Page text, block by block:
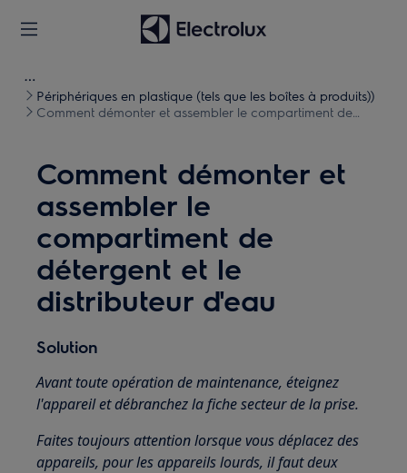
Périphériques en plastique (tels que les boîtes à produits))
Comment démonter et assembler le compartiment de
Comment démonter et
assembler le
compartiment de
détergent et le
distributeur d'eau
Solution
Avant toute opération de maintenance, éteignez
l'appareil et débranchez la fiche secteur de la prise.
Faites toujours attention lorsque vous déplacez des
appareils, pour les appareils lourds, il faut deux